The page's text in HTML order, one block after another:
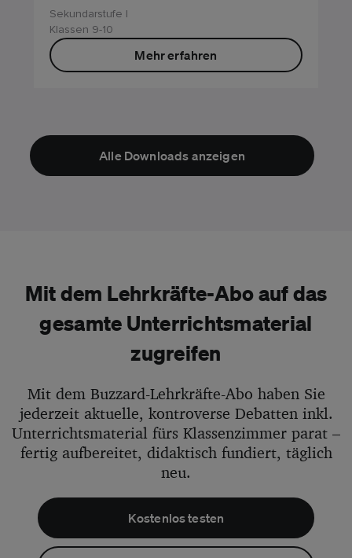
Sekundarstufe I
Klassen 9-10
Mehr erfahren
Alle Downloads anzeigen
Mit dem Lehrkräfte-Abo auf das
gesamte Unterrichtsmaterial
zugreifen
Mit dem Buzzard-Lehrkräfte-Abo haben Sie
jederzeit aktuelle, kontroverse Debatten inkl.
Unterrichtsmaterial fürs Klassenzimmer parat –
fertig aufbereitet, didaktisch fundiert, täglich
neu.
Kostenlos testen